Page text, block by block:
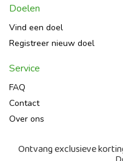
Doelen
Vind een doel
Registreer nieuw doel
Service
FAQ
Contact
Over ons
Ontvang exclusieve